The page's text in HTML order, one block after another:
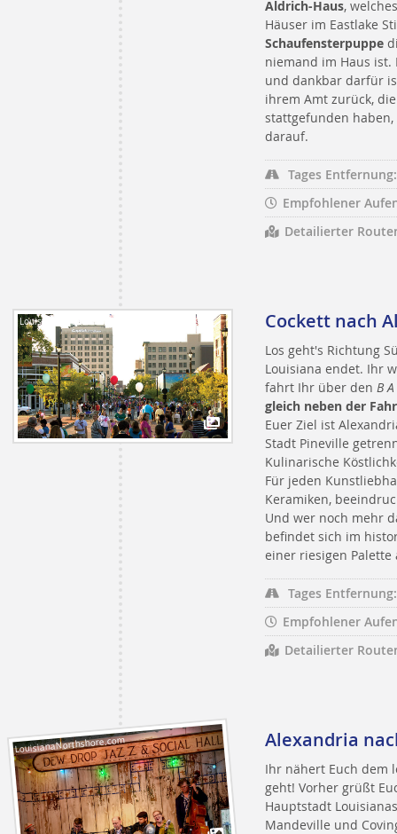
Aldrich-Haus,
Häuser im Eastlake
Schaufensterpuppe
niemand im Haus
und dankbar darfür
ihrem Amt zurück,
stattgefunden
darauf.
Tages Entfernung:
Empfohlener
Detailierter
Louisiana Travel Cockett nach
Los geht's Richtung
Louisiana endet. Ihr
fahrt Ihr über den B
gleich neben der
Euer Ziel ist
Stadt Pineville
Kulinarische
Für jeden
Keramiken,
Und wer noch mehr
befindet sich im
einer riesigen
Tages Entfernung:
Empfohlener
Detailierter
LouisianaNorthshore.com Alexandria
Ihr nähert Euch dem
geht! Vorher grüßt
Hauptstadt
Mandeville und